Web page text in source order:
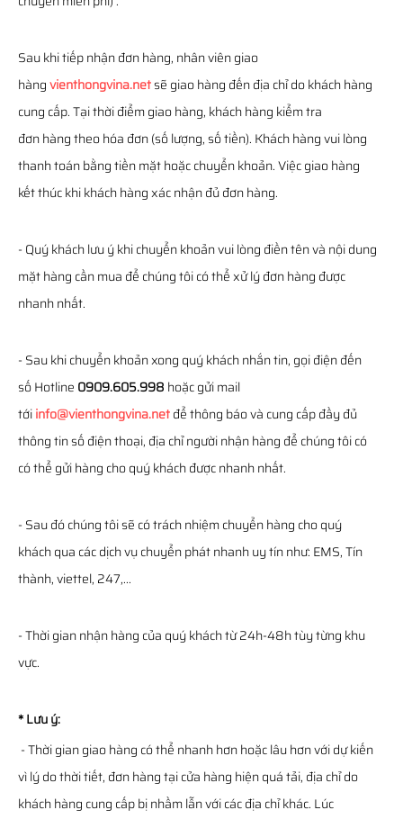
Sau khi tiếp nhận đơn hàng, nhân viên giao
hàngvienthongvina.netsẽ giao hàng đến địa chỉ do khách hàng
cung cấp. Tại thời điểm giao hàng, khách hàng kiểm tra
đơn hàng theo hóa đơn (số lượng, số tiền). Khách hàng vui lòng
thanh toán bằng tiền mặt hoặc chuyển khoản. Việc giao hàng
kết thúc khi khách hàng xác nhận đủ đơn hàng.
- Quý khách lưu ý khi chuyển khoản vui lòng điền tên và nội dung
mặt hàng cần mua để chúng tôi có thể xử lý đơn hàng được
nhanh nhất.
- Sau khi chuyển khoản xong quý khách nhắn tin, gọi điện đến
số Hotline 0909.605.998 hoặc gửi mail
tớiinfo@vienthongvina.netđể thông báo và cung cấp đầy đủ
thông tin số điện thoại, địa chỉ người nhận hàng để chúng tôi có
có thể gửi hàng cho quý khách được nhanh nhất.
- Sau đó chúng tôi sẽ có trách nhiệm chuyển hàng cho quý
khách qua các dịch vụ chuyển phát nhanh uy tín như: EMS, Tín
thành, viettel, 247,...
- Thời gian nhận hàng của quý khách từ 24h-48h tùy từng khu
vực.
* Lưu ý:
- Thời gian giao hàng có thể nhanh hơn hoặc lâu hơn với dự kiến
vì lý do thời tiết, đơn hàng tại cửa hàng hiện quá tải, địa chỉ do
khách hàng cung cấp bị nhầm lẫn với các địa chỉ khác. Lúc